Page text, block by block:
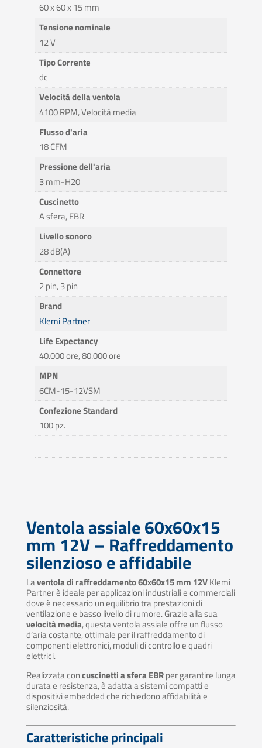
60 x 60 x 15 mm
Tensione nominale
12 V
Tipo Corrente
dc
Velocità della ventola
4100 RPM, Velocità media
Flusso d'aria
18 CFM
Pressione dell'aria
3 mm-H20
Cuscinetto
A sfera, EBR
Livello sonoro
28 dB(A)
Connettore
2 pin, 3 pin
Brand
Klemi Partner
Life Expectancy
40.000 ore, 80.000 ore
MPN
6CM-15-12VSM
Confezione Standard
100 pz.
Ventola assiale 60x60x15
mm 12V – Raffreddamento
silenzioso e affidabile
Laventola di raffreddamento 60x60x15 mm 12VKlemi
Partner è ideale per applicazioni industriali e commerciali
dove è necessario un equilibrio tra prestazioni di
ventilazione e basso livello di rumore. Grazie alla sua
velocità media, questa ventola assiale offre un flusso
d’aria costante, ottimale per il raffreddamento di
componenti elettronici, moduli di controllo e quadri
elettrici.
Realizzata concuscinetti a sfera EBRper garantire lunga
durata e resistenza, è adatta a sistemi compatti e
dispositivi embedded che richiedono affidabilità e
silenziosità.
Caratteristiche principali